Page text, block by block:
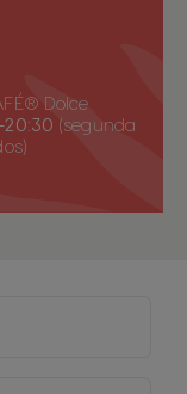
Dolce
(segunda